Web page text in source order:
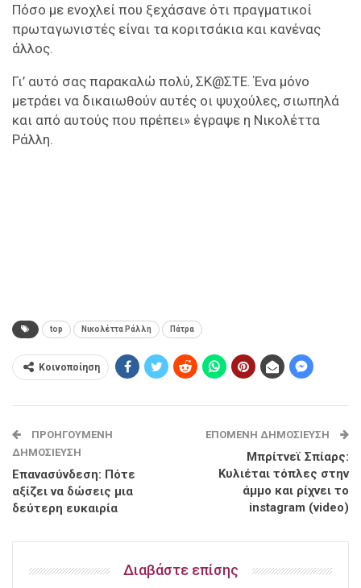
Πόσο με ενοχλεί που ξεχάσανε ότι πραγματικοί
πρωταγωνιστές είναι τα κοριτσάκια και κανένας
άλλος.
Γι’ αυτό σας παρακαλώ πολύ, ΣΚ@ΣΤΕ. Ένα μόνο
μετράει να δικαιωθούν αυτές οι ψυχούλες, σιωπηλά
και από αυτούς που πρέπει» έγραψε η Νικολέττα
Ράλλη.
top Νικολέττα Ράλλη Πάτρα
Κοινοποίηση
ΠΡΟΗΓΟΎΜΕΝΗ
ΔΗΜΟΣΊΕΥΣΗ
Επανασύνδεση: Πότε
αξίζει να δώσεις μια
δεύτερη ευκαιρία
ΕΠΌΜΕΝΗ ΔΗΜΟΣΊΕΥΣΗ
Μπρίτνεϊ Σπίαρς:
Kυλιέται τόπλες στην
άμμο και ρίχνει το
instagram (video)
Διαβάστε επίσης